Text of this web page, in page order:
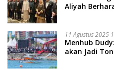
Aliyah
11 Agustus 2025
Menhub
akan Jadi